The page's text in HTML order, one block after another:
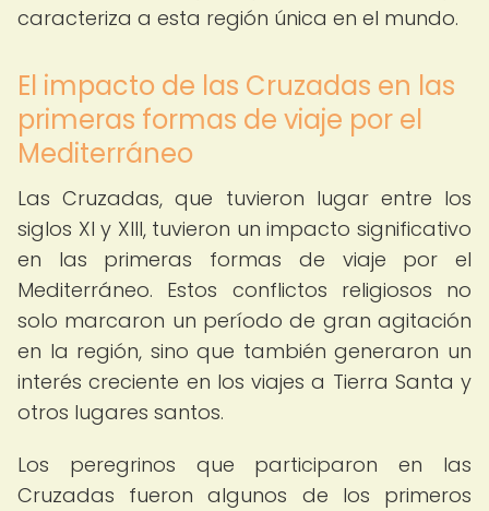
caracteriza a esta región única en el mundo.
El impacto de las Cruzadas en las
primeras formas de viaje por el
Mediterráneo
Las Cruzadas, que tuvieron lugar entre los
siglos XI y XIII, tuvieron un impacto significativo
en las primeras formas de viaje por el
Mediterráneo. Estos conflictos religiosos no
solo marcaron un período de gran agitación
en la región, sino que también generaron un
interés creciente en los viajes a Tierra Santa y
otros lugares santos.
Los peregrinos que participaron en las
Cruzadas fueron algunos de los primeros